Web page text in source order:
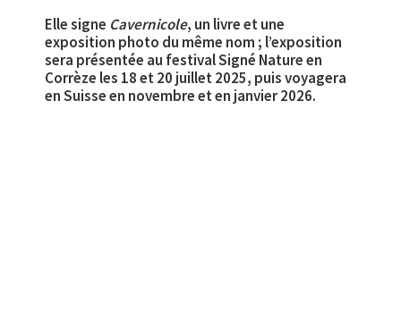
Elle signe Cavernicole, un livre et une
exposition photo du même nom ; l’exposition
sera présentée au festival Signé Nature en
Corrèze les 18 et 20 juillet 2025, puis voyagera
en Suisse en novembre et en janvier 2026.